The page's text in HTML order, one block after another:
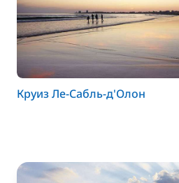
Круиз Ле-Сабль-д'Олон